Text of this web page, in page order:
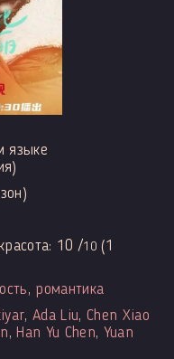
языке
10 /10(1
, романтика
, Ada Liu, Chen Xiao
, Han Yu Chen, Yuan